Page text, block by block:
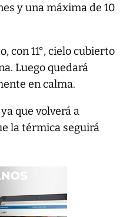
y una máxima de 10
con 11°, cielo cubierto
Luego quedará
en calma.
que volverá a
la térmica seguirá